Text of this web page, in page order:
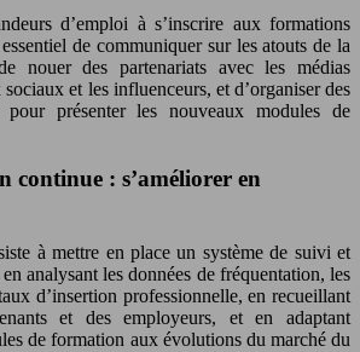
d’emploi à s’inscrire aux formations
de communiquer sur les atouts de la
nouer des partenariats avec les médias
sociaux et les influenceurs, et d’organiser des
pour présenter les nouveaux modules de
continue : s’améliorer en
à mettre en place un système de suivi et
analysant les données de fréquentation, les
d’insertion professionnelle, en recueillant
et des employeurs, et en adaptant
de formation aux évolutions du marché du